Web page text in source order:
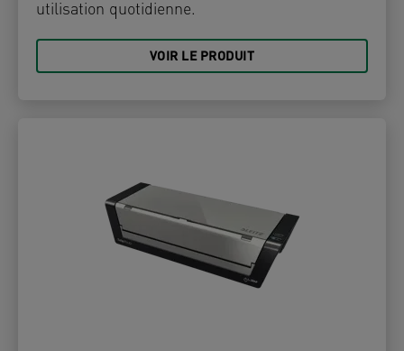
utilisation quotidienne.
VOIR LE PRODUIT